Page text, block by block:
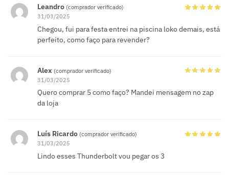
Leandro (comprador verificado)
31/03/2025
Chegou, fui para festa entrei na piscina loko demais, está
perfeito, como faço para revender?
Alex (comprador verificado)
31/03/2025
Quero comprar 5 como faço? Mandei mensagem no zap
da loja
Luís Ricardo (comprador verificado)
31/03/2025
Lindo esses Thunderbolt vou pegar os 3